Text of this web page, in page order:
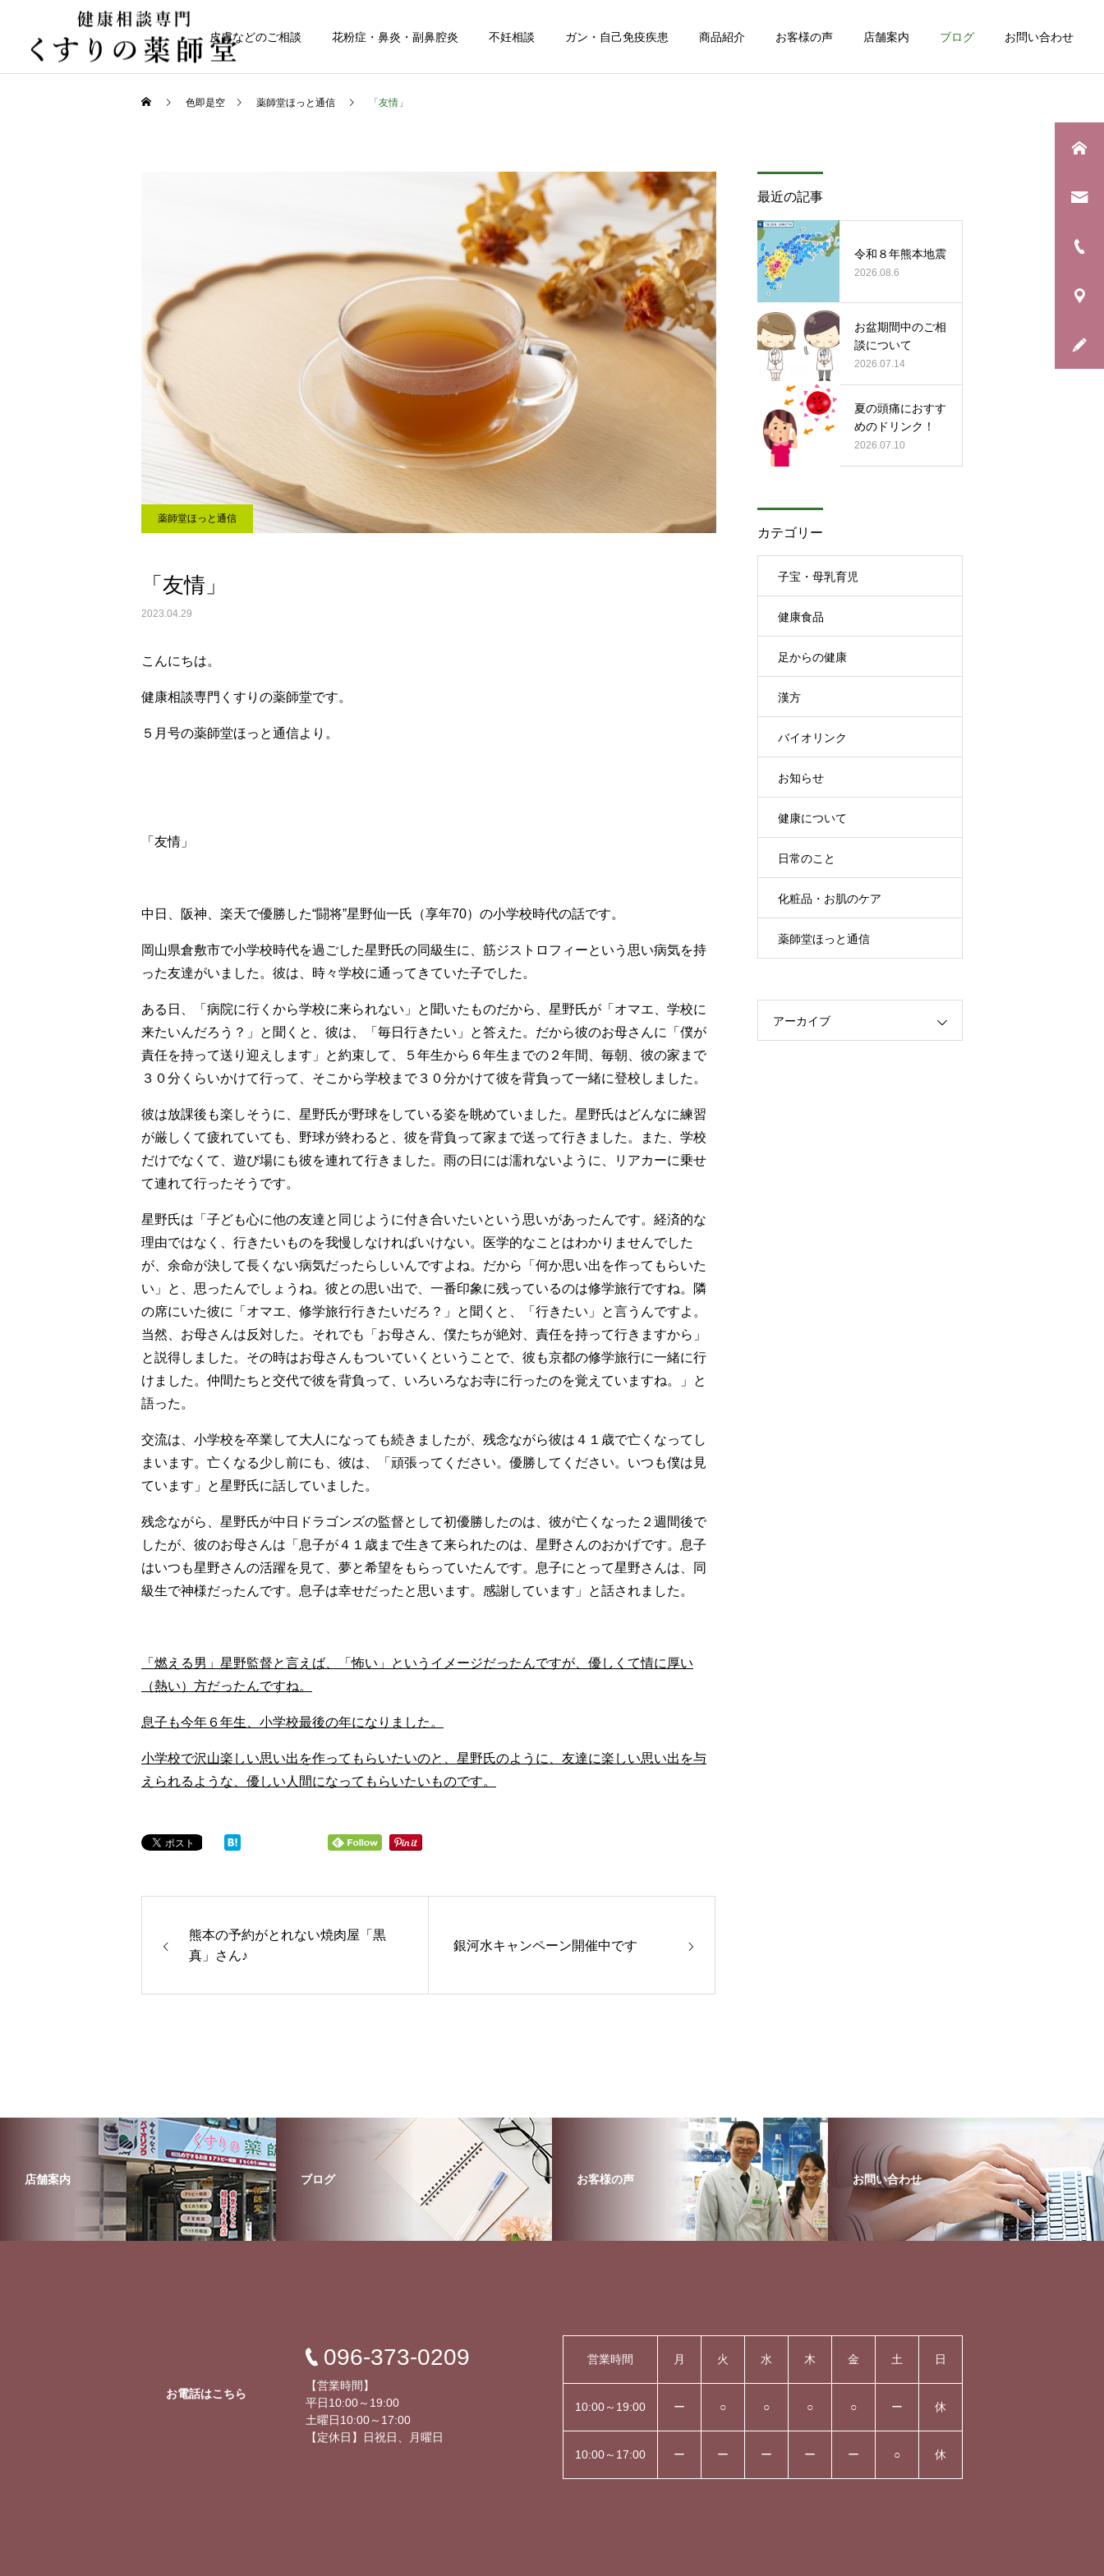
皮膚などのご相談 花粉症・鼻炎・副鼻腔炎 不妊相談 ガン・自己免疫疾患 商品紹介 お客様の声 店舗案内 ブログ お問い合わせ
お盆期間中のご相談につい
健康について
夏の頭痛におすすめのドリ
ンク！
息子の野球生活が終わりま
した
年に一度の「銀河水キャン
色即是空 薬師堂ほっと通信 「友情」
薬師堂ほっと通信
「友情」
2023.04.29
こんにちは。
健康相談専門くすりの薬師堂です。
５月号の薬師堂ほっと通信より。
「友情」
中日、阪神、楽天で優勝した“闘将”星野仙一氏（享年70）の小学校時代の話です。
岡山県倉敷市で小学校時代を過ごした星野氏の同級生に、筋ジストロフィーという思い病気を持
った友達がいました。彼は、時々学校に通ってきていた子でした。
ある日、「病院に行くから学校に来られない」と聞いたものだから、星野氏が「オマエ、学校に
来たいんだろう？」と聞くと、彼は、「毎日行きたい」と答えた。だから彼のお母さんに「僕が
責任を持って送り迎えします」と約束して、５年生から６年生までの２年間、毎朝、彼の家まで
３０分くらいかけて行って、そこから学校まで３０分かけて彼を背負って一緒に登校しました。
彼は放課後も楽しそうに、星野氏が野球をしている姿を眺めていました。星野氏はどんなに練習
が厳しくて疲れていても、野球が終わると、彼を背負って家まで送って行きました。また、学校
だけでなくて、遊び場にも彼を連れて行きました。雨の日には濡れないように、リアカーに乗せ
て連れて行ったそうです。
星野氏は「子ども心に他の友達と同じように付き合いたいという思いがあったんです。経済的な
理由ではなく、行きたいものを我慢しなければいけない。医学的なことはわかりませんでした
が、余命が決して長くない病気だったらしいんですよね。だから「何か思い出を作ってもらいた
い」と、思ったんでしょうね。彼との思い出で、一番印象に残っているのは修学旅行ですね。隣
の席にいた彼に「オマエ、修学旅行行きたいだろ？」と聞くと、「行きたい」と言うんですよ。
当然、お母さんは反対した。それでも「お母さん、僕たちが絶対、責任を持って行きますから」
と説得しました。その時はお母さんもついていくということで、彼も京都の修学旅行に一緒に行
けました。仲間たちと交代で彼を背負って、いろいろなお寺に行ったのを覚えていますね。」と
語った。
交流は、小学校を卒業して大人になっても続きましたが、残念ながら彼は４１歳で亡くなってし
まいます。亡くなる少し前にも、彼は、「頑張ってください。優勝してください。いつも僕は見
ています」と星野氏に話していました。
残念ながら、星野氏が中日ドラゴンズの監督として初優勝したのは、彼が亡くなった２週間後で
したが、彼のお母さんは「息子が４１歳まで生きて来られたのは、星野さんのおかげです。息子
はいつも星野さんの活躍を見て、夢と希望をもらっていたんです。息子にとって星野さんは、同
級生で神様だったんです。息子は幸せだったと思います。感謝しています」と話されました。
「燃える男」星野監督と言えば、「怖い」というイメージだったんですが、優しくて情に厚い
（熱い）方だったんですね。
息子も今年６年生、小学校最後の年になりました。
小学校で沢山楽しい思い出を作ってもらいたいのと、星野氏のように、友達に楽しい思い出を与
えられるような、優しい人間になってもらいたいものです。
熊本の予約がとれない焼肉屋「黒
真」さん♪
銀河水キャンペーン開催中です
最近の記事
令和８年熊本地震
2026.08.6
お盆期間中のご相
談について
2026.07.14
夏の頭痛におすす
めのドリンク！
2026.07.10
カテゴリー
子宝・母乳育児
健康食品
足からの健康
漢方
バイオリンク
お知らせ
健康について
日常のこと
化粧品・お肌のケア
薬師堂ほっと通信
アーカイブ
店舗案内 ブログ お客様の声 お問い合わせ
お電話はこちら
096-373-0209
【営業時間】
平日10:00～19:00
土曜日10:00～17:00
【定休日】日祝日、月曜日
営業時間 月 火 水 木 金 土 日
10:00～19:00 ー ○ ○ ○ ○ ー 休
10:00～17:00 ー ー ー ー ー ○ 休